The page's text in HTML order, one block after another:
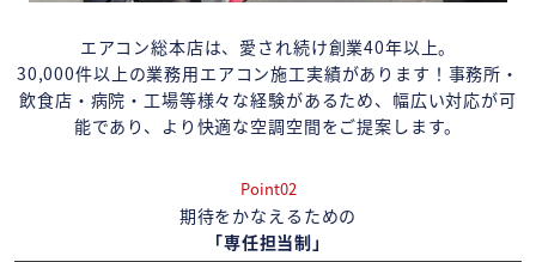
エアコン総本店は、愛され続け創業40年以上。
30,000件以上の業務用エアコン施工実績があります！事務所・
飲食店・病院・工場等様々な経験があるため、幅広い対応が可
能であり、より快適な空調空間をご提案します。
Point02
期待をかなえるための
「専任担当制」